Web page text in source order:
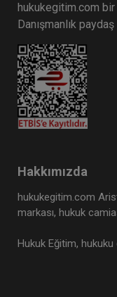
hukukegitim.com
Danışmanlık
Hakkımızda
hukukegitim.com
markası, hukuk
Hukuk Eğitim, hukuku